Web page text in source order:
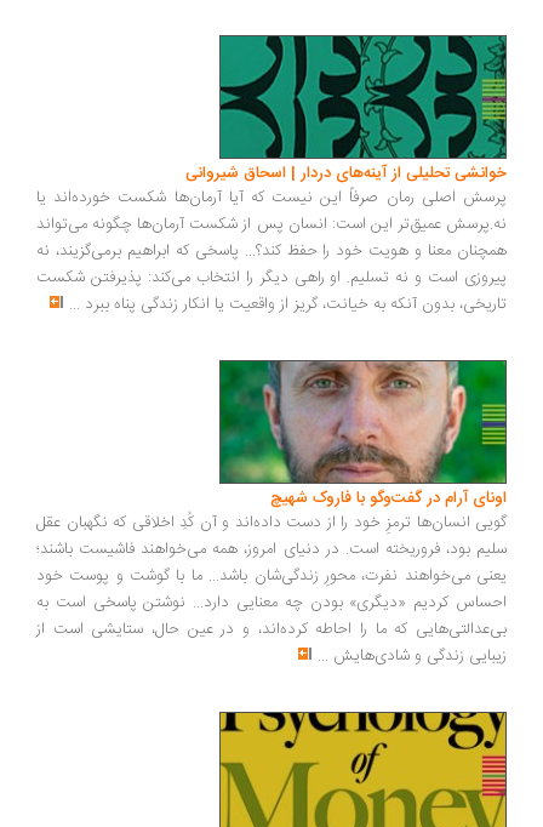
خوانشی تحلیلی از آینه‌های دردار | اسحاق شیروانی
پرسش اصلی رمان صرفاً این نیست که آیا آرمان‌ها شکست خورده‌اند یا
نه.پرسش عمیق‌تر این است: انسان پس از شکست آرمان‌ها چگونه می‌تواند
همچنان معنا و هویت خود را حفظ کند؟... پاسخی که ابراهیم برمی‌گزیند، نه
پیروزی است و نه تسلیم. او راهی دیگر را انتخاب می‌کند: پذیرفتن شکست
تاریخی، بدون آنکه به خیانت، گریز از واقعیت یا انکار زندگی پناه ببرد ...
اونای آرام در گفت‌وگو با فاروک شهیچ‭
گویی انسان‌ها ترمزِ خود را از دست داده‌اند و آن کُدِ اخلاقی که نگهبان عقل
سلیم بود، فروریخته است. در دنیای امروز، همه می‌خواهند فاشیست باشند؛
یعنی می‌خواهند نفرت، محورِ زندگی‌شان باشد... ما با گوشت و پوست خود
احساس کردیم «دیگری» بودن چه معنایی دارد... نوشتن پاسخی است به
بی‌عدالتی‌هایی که ما را احاطه کرده‌اند، و در عین حال، ستایشی است از
زیبایی زندگی و شادی‌هایش ...